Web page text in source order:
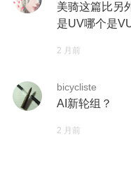
美骑这篇比另
是UV哪个是
2 月前
bicycliste
AI新轮组？
2 月前